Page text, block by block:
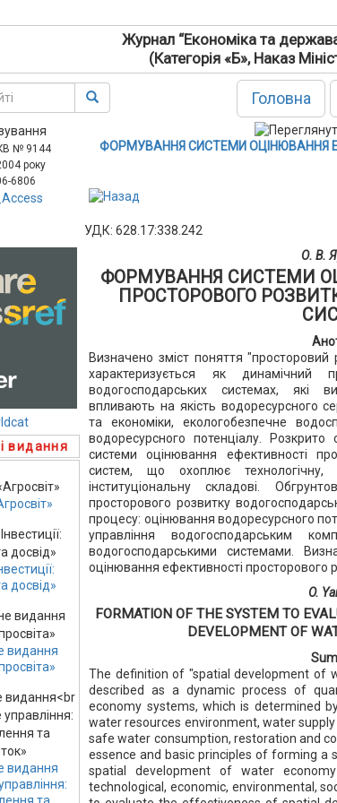
Журнал “Економіка та
(Категорія «Б», Наказ
Головна
№ 9144
року
6806
видання
досвід»
видання
видання
ФОРМУВАННЯ СИСТЕМИ ОЦІНЮВАННЯ
УДК: 628.17:338.242
О. В.
ФОРМУВАННЯ СИСТЕМИ
ПРОСТОРОВОГО
Визначено зміст поняття
характеризується як динамічний
водогосподарських системах, які
впливають на якість водоресурсного
та економіки, екологобезпечне
водоресурсного потенціалу.
системи оцінювання ефективності
систем, що охоплює технологічну,
інституціональну складові.
просторового розвитку
процесу: оцінювання водоресурсного
управління водогосподарським
водогосподарськими системами.
оцінювання ефективності просторового
O.
FORMATION OF THE SYSTEM TO
DEVELOPMENT OF
The definition of "spatial development of
described as a dynamic process of
economy systems, which is
water resources environment, water
safe water consumption, restoration and
essence and basic principles of forming
spatial development of water
technological, economic, environmental,